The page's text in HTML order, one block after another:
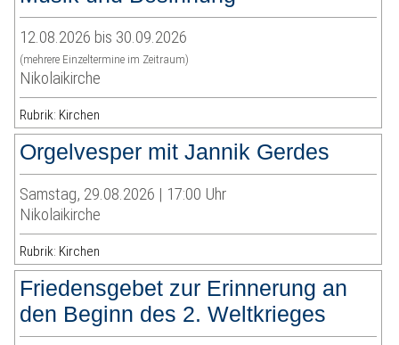
12.08.2026 bis 30.09.2026
(mehrere Einzeltermine im Zeitraum)
Nikolaikirche
Rubrik: Kirchen
Orgelvesper mit Jannik Gerdes
Samstag, 29.08.2026 | 17:00 Uhr
Nikolaikirche
Rubrik: Kirchen
Friedensgebet zur Erinnerung an
den Beginn des 2. Weltkrieges